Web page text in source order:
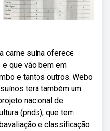
carne suína oferece
que vão bem em
e tantos outros. Webo
terá também um
nacional de
(pnds), que tem
e classificação